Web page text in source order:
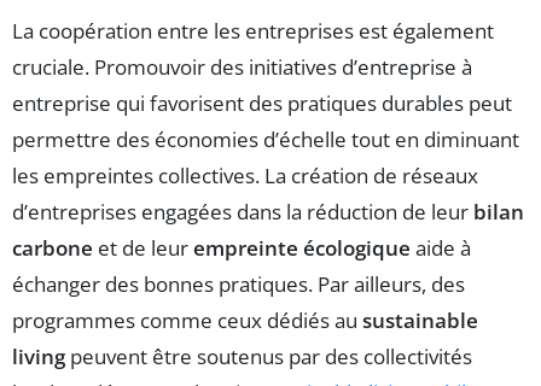
La coopération entre les entreprises est également
cruciale. Promouvoir des initiatives d’entreprise à
entreprise qui favorisent des pratiques durables peut
permettre des économies d’échelle tout en diminuant
les empreintes collectives. La création de réseaux
d’entreprises engagées dans la réduction de leur bilan
carbone et de leurempreinte écologique aide à
échanger des bonnes pratiques. Par ailleurs, des
programmes comme ceux dédiés au sustainable
livingpeuvent être soutenus par des collectivités